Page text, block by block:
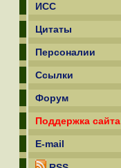
ИСС
Цитаты
Персоналии
Ссылки
Форум
Поддержка сайта
E-mail